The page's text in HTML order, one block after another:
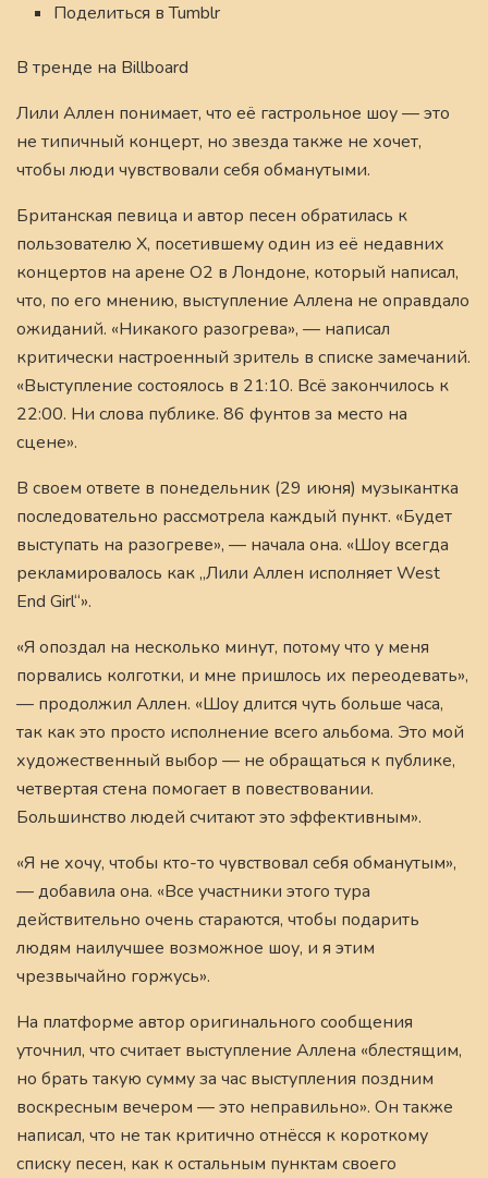
Поделиться в Tumblr
В тренде на Billboard
Лили Аллен понимает, что её гастрольное шоу — это
не типичный концерт, но звезда также не хочет,
чтобы люди чувствовали себя обманутыми.
Британская певица и автор песен обратилась к
пользователю X, посетившему один из её недавних
концертов на арене O2 в Лондоне, который написал,
что, по его мнению, выступление Аллена не оправдало
ожиданий. «Никакого разогрева», — написал
критически настроенный зритель в списке замечаний.
«Выступление состоялось в 21:10. Всё закончилось к
22:00. Ни слова публике. 86 фунтов за место на
сцене».
В своем ответе в понедельник (29 июня) музыкантка
последовательно рассмотрела каждый пункт. «Будет
выступать на разогреве», — начала она. «Шоу всегда
рекламировалось как „Лили Аллен исполняет West
End Girl“».
«Я опоздал на несколько минут, потому что у меня
порвались колготки, и мне пришлось их переодевать»,
— продолжил Аллен. «Шоу длится чуть больше часа,
так как это просто исполнение всего альбома. Это мой
художественный выбор — не обращаться к публике,
четвертая стена помогает в повествовании.
Большинство людей считают это эффективным».
«Я не хочу, чтобы кто-то чувствовал себя обманутым»,
— добавила она. «Все участники этого тура
действительно очень стараются, чтобы подарить
людям наилучшее возможное шоу, и я этим
чрезвычайно горжусь».
На платформе автор оригинального сообщения
уточнил, что считает выступление Аллена «блестящим,
но брать такую сумму за час выступления поздним
воскресным вечером — это неправильно». Он также
написал, что не так критично отнёсся к короткому
списку песен, как к остальным пунктам своего